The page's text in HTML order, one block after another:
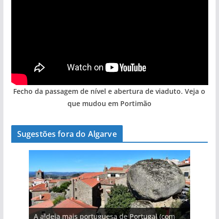
Fecho da passagem de nível e abertura de viaduto. Veja o
que mudou em Portimão
Sugestões fora do Algarve
A aldeia mais portuguesa de Portugal (com